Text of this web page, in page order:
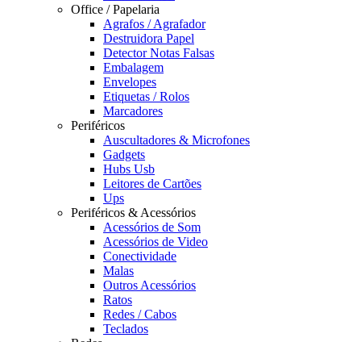
Office / Papelaria
Agrafos / Agrafador
Destruidora Papel
Detector Notas Falsas
Embalagem
Envelopes
Etiquetas / Rolos
Marcadores
Periféricos
Auscultadores & Microfones
Gadgets
Hubs Usb
Leitores de Cartões
Ups
Periféricos & Acessórios
Acessórios de Som
Acessórios de Video
Conectividade
Malas
Outros Acessórios
Ratos
Redes / Cabos
Teclados